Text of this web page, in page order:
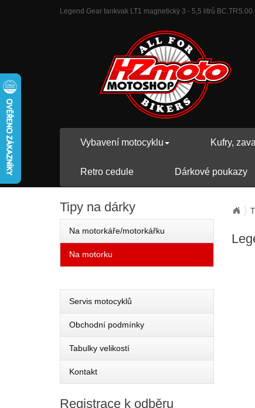
Legend Gear tankvak LT1 magnetický 3 - 5,5 litrů
Vybavení motocyklu Kufry,
Retro cedule Dárkové poukazy
Tipy na dárky
Na motorkáře/motorkářku
Na motorku
Servis motocyklů
Obchodní podmínky
Tabulky velikostí
Kontakt
Registrace k odběru